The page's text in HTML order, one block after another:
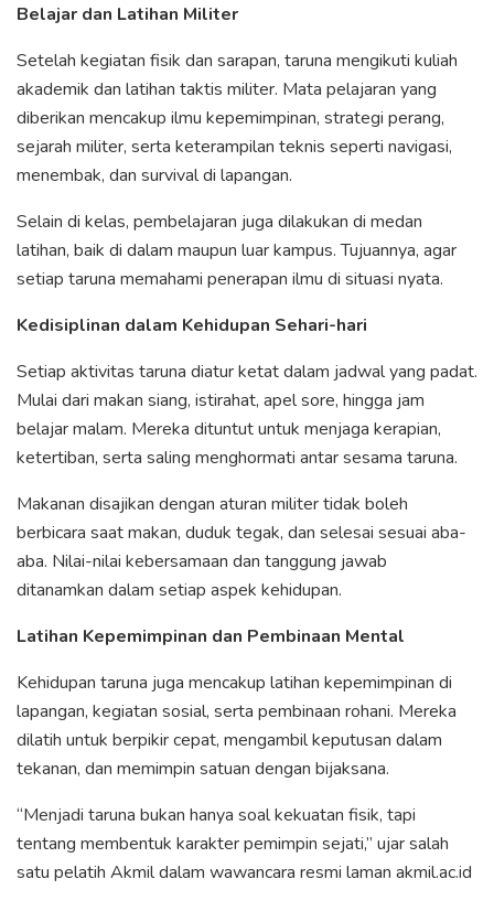
Belajar dan Latihan Militer
Setelah kegiatan fisik dan sarapan, taruna mengikuti kuliah
akademik dan latihan taktis militer. Mata pelajaran yang
diberikan mencakup ilmu kepemimpinan, strategi perang,
sejarah militer, serta keterampilan teknis seperti navigasi,
menembak, dan survival di lapangan.
Selain di kelas, pembelajaran juga dilakukan di medan
latihan, baik di dalam maupun luar kampus. Tujuannya, agar
setiap taruna memahami penerapan ilmu di situasi nyata.
Kedisiplinan dalam Kehidupan Sehari-hari
Setiap aktivitas taruna diatur ketat dalam jadwal yang padat.
Mulai dari makan siang, istirahat, apel sore, hingga jam
belajar malam. Mereka dituntut untuk menjaga kerapian,
ketertiban, serta saling menghormati antar sesama taruna.
Makanan disajikan dengan aturan militer tidak boleh
berbicara saat makan, duduk tegak, dan selesai sesuai aba-
aba. Nilai-nilai kebersamaan dan tanggung jawab
ditanamkan dalam setiap aspek kehidupan.
Latihan Kepemimpinan dan Pembinaan Mental
Kehidupan taruna juga mencakup latihan kepemimpinan di
lapangan, kegiatan sosial, serta pembinaan rohani. Mereka
dilatih untuk berpikir cepat, mengambil keputusan dalam
tekanan, dan memimpin satuan dengan bijaksana.
“Menjadi taruna bukan hanya soal kekuatan fisik, tapi
tentang membentuk karakter pemimpin sejati,” ujar salah
satu pelatih Akmil dalam wawancara resmi laman akmil.ac.id